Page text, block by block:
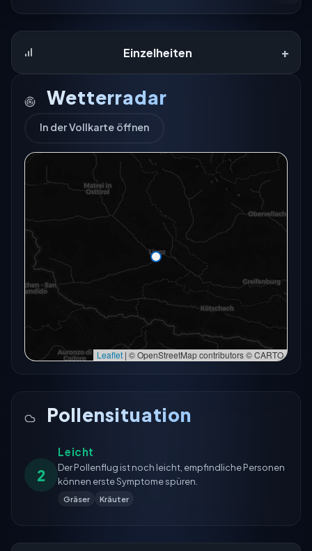
Einzelheiten +
Wetterradar
In der Vollkarte öffnen
Das Radar für diesen Ort konnte gerade nicht
geladen werden.
In der Vollkarte öffnen
Erneut versuchen
In der Vollkarte öffnen →
Leaflet | © OpenStreetMap contributors © CARTO
Pollensituation
2
Leicht
Der Pollenflug ist noch leicht, empfindliche Personen
können erste Symptome spüren.
Gräser Kräuter